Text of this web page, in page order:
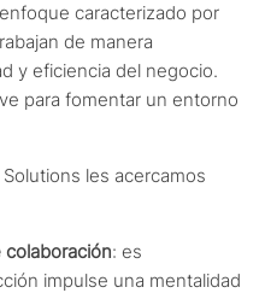
caracterizado por
de manera
y eficiencia del negocio.
para fomentar un entorno
les acercamos
: es
impulse una mentalidad